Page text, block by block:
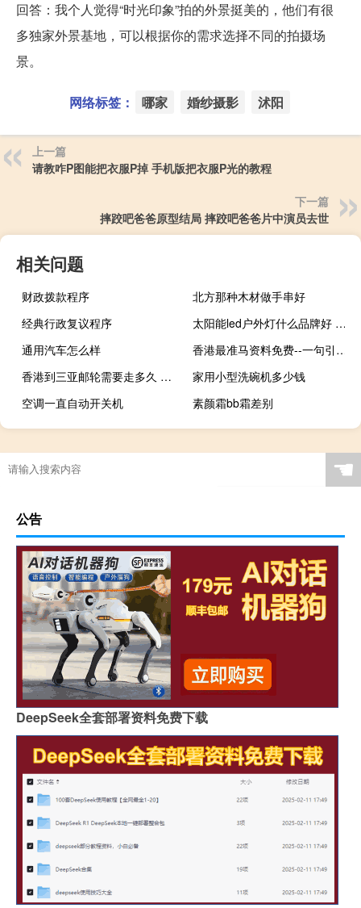
回答：我个人觉得“时光印象”拍的外景挺美的，他们有很
多独家外景基地，可以根据你的需求选择不同的拍摄场
景。
网络标签： 哪家 婚纱摄影 沭阳
上一篇
请教咋P图能把衣服P掉 手机版把衣服P光的教程
下一篇
摔跤吧爸爸原型结局 摔跤吧爸爸片中演员去世
相关问题
财政拨款程序
北方那种木材做手串好
经典行政复议程序
太阳能led户外灯什么品牌好 太阳能led路灯厂家
通用汽车怎么样
香港最准马资料免费--一句引发热议--GM版v12.38.78
香港到三亚邮轮需要走多久 三亚到南沙邮轮价格
家用小型洗碗机多少钱
空调一直自动开关机
素颜霜bb霜差别
☚
公告
DeepSeek全套部署资料免费下载